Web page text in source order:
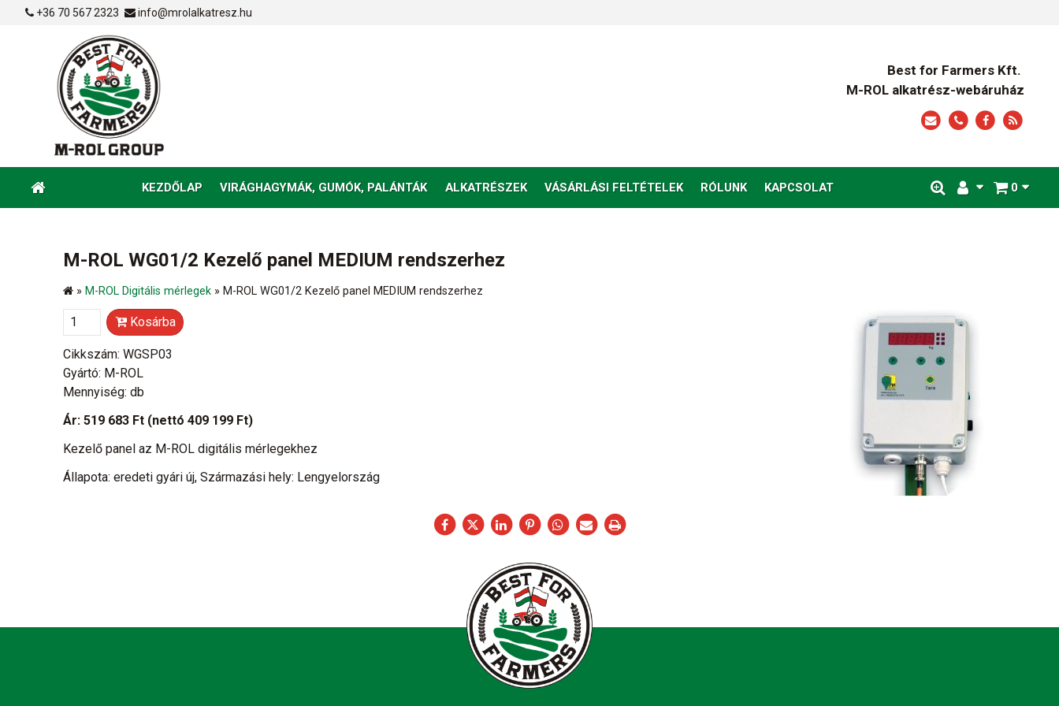
+36 70 567 2323 info@mrolalkatresz.hu
Best for Farmers Kft.
M-ROL alkatrész-webáruház
0
KEZDŐLAP VIRÁGHAGYMÁK, GUMÓK, PALÁNTÁK ALKATRÉSZEK VÁSÁRLÁSI FELTÉTELEK RÓLUNK KAPCSOLAT
M-ROL WG01/2 Kezelő panel MEDIUM rendszerhez
» M-ROL Digitális mérlegek » M-ROL WG01/2 Kezelő panel MEDIUM rendszerhez
Kosárba
Cikkszám: WGSP03
Gyártó: M-ROL
Mennyiség: db
Ár: 519 683 Ft (nettó 409 199 Ft)
Kezelő panel az M-ROL digitális mérlegekhez
Állapota: eredeti gyári új, Származási hely: Lengyelország